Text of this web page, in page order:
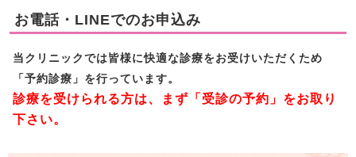
お電話・LINEでのお申込み
当クリニックでは皆様に快適な診療をお受けいただくため
「予約診療」を行っています。
診療を受けられる方は、まず「受診の予約」をお取り
下さい。